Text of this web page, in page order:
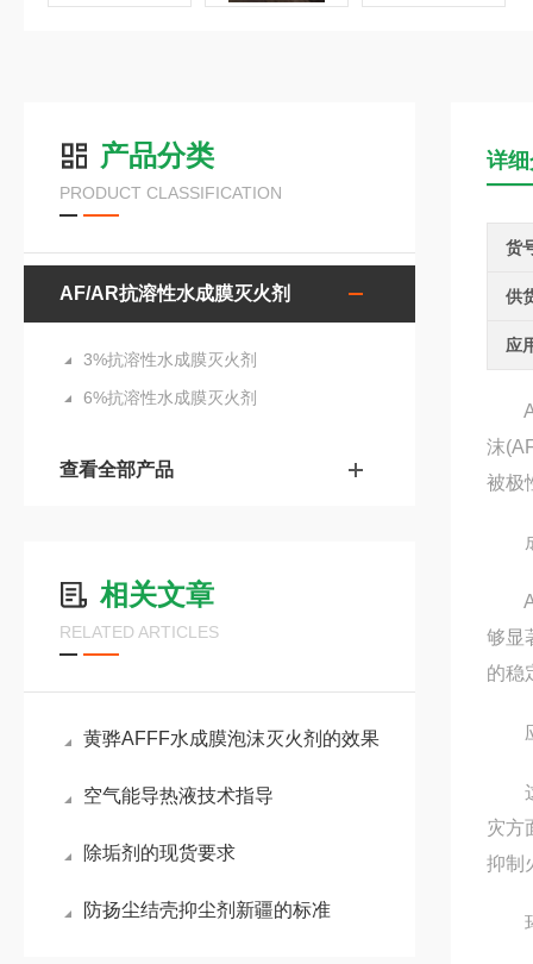
产品分类
PRODUCT CLASSIFICATION
AF/AR抗溶性水成膜灭火剂
3%抗溶性水成膜灭火剂
6%抗溶性水成膜灭火剂
查看全部产品
相关文章
RELATED ARTICLES
黄骅AFFF水成膜泡沫灭火剂的效果
空气能导热液技术指导
除垢剂的现货要求
防扬尘结壳抑尘剂新疆的标准
详
货
供
应
沫
被极
成
够显
的稳
应
这
灾方
抑制
环